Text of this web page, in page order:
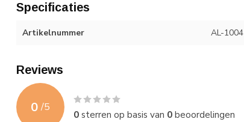
Specificaties
Artikelnummer AL-1004
Reviews
0 /5
0sterren op basis van 0beoordelingen